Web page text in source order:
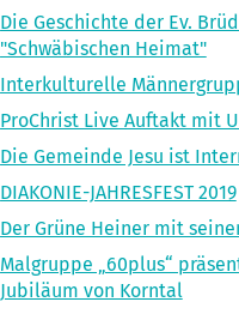
Die Geschichte der Ev.
"Schwäbischen Heimat"
Interkulturelle
ProChrist Live Auftakt mit
Die Gemeinde Jesu ist
DIAKONIE-JAHRESFEST 2019
Der Grüne Heiner mit
Malgruppe „60plus“
Jubiläum von Korntal